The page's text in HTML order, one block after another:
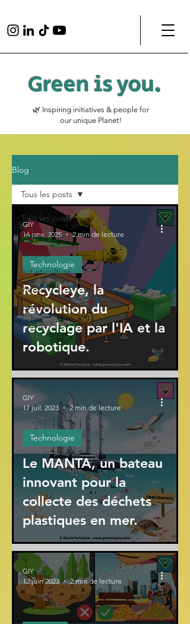
Green isyou.
🌿 Inspiring initiatives & people for
our unique Planet!
Blog
Tous les posts
Technologie
Recycler
Art et culture
Vidéos
Environnement
Insolite
Tous les posts
Recycleye, la
révolution du
recyclage par l'IA et la
robotique.
Technologie
GIY
16 janv. 2025
2 min de lecture
Le MANTA, un bateau
innovant pour la
collecte des déchets
plastiques en mer.
Technologie
GIY
17 juil. 2023
2 min de lecture
GIY
12 juin 2023
2 min de lecture